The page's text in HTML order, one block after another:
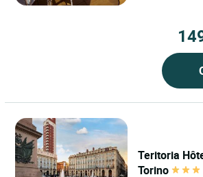
coves
Teritoria
Torino